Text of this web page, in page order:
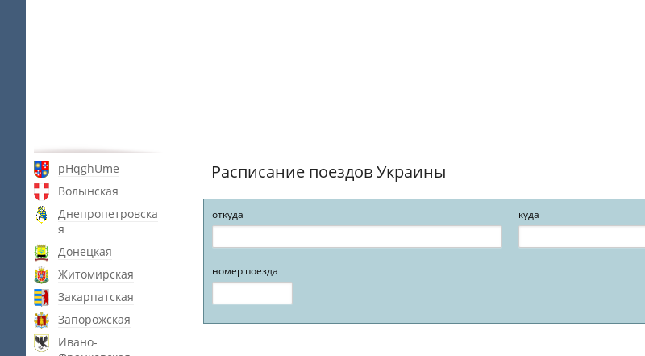
pHqghUme
Волынская
Днепропетровска
я
Донецкая
Житомирская
Закарпатская
Запорожская
Ивано-
Расписание поездов Украины
откуда куда
номер поезда